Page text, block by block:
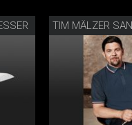
TIM MÄLZER